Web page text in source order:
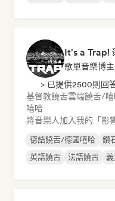
歌單音樂博主
> 已提供2500則回
基督教饒舌雲端饒舌/
嘻哈
將音樂人加入我的「影
德語饒舌/德國嘻哈 鑽
英語饒舌
法語饒舌